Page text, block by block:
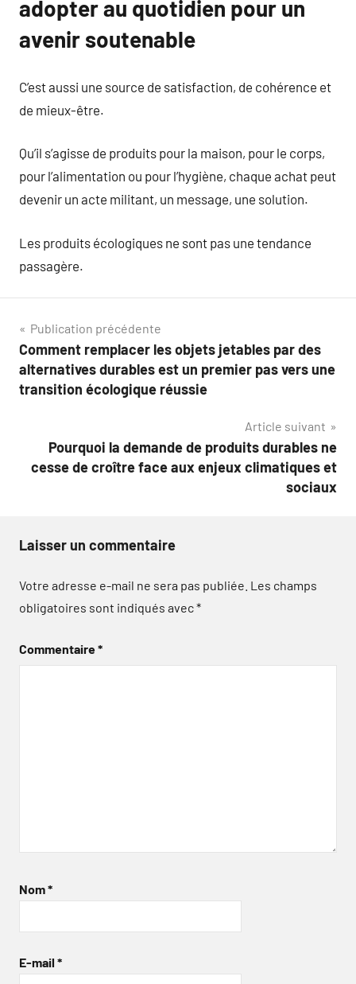
adopter au quotidien pour un
avenir soutenable
C’est aussi une source de satisfaction, de cohérence et
de mieux-être.
Qu’il s’agisse de produits pour la maison, pour le corps,
pour l’alimentation ou pour l’hygiène, chaque achat peut
devenir un acte militant, un message, une solution.
Les produits écologiques ne sont pas une tendance
passagère.
Navigation
de
l’article
Publication précédente
Comment remplacer les objets jetables par des
alternatives durables est un premier pas vers une
transition écologique réussie
Article suivant
Pourquoi la demande de produits durables ne
cesse de croître face aux enjeux climatiques et
sociaux
Laisser un commentaire
Votre adresse e-mail ne sera pas publiée. Les champs
obligatoires sont indiqués avec*
Commentaire*
Nom*
E-mail *